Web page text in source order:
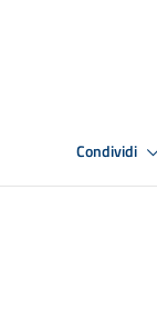
Condividi